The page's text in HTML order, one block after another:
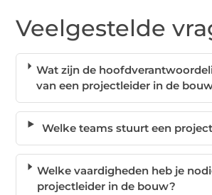
Veelgestelde
Wat zijn de
van een projectleider in de
Welke teams stuurt een
Welke vaardigheden heb je
projectleider in de bouw?